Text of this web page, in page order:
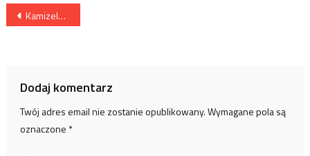
Nawigacja
Kamizelki obciążeniowe na spacerze – trening przyszłości w codziennym życiu
Dodaj komentarz
Twój adres email nie zostanie opublikowany.Wymagane pola są
oznaczone *